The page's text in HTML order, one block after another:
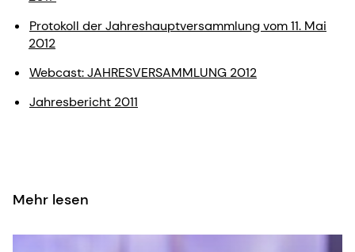
Protokoll der Jahreshauptversammlung vom 11. Mai
2012
Webcast: JAHRESVERSAMMLUNG 2012
Jahresbericht 2011
Mehr lesen